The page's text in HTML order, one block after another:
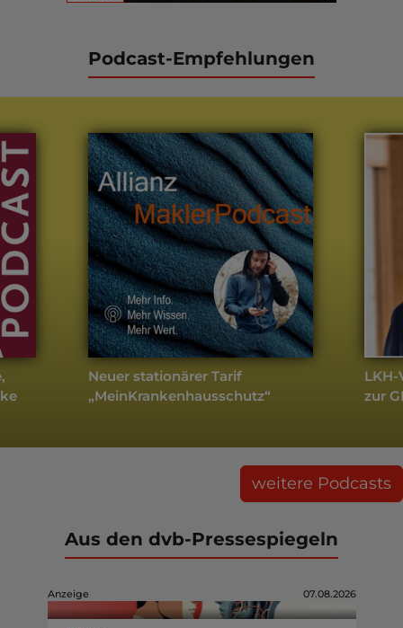
Podcast-Empfehlungen
Neuer stationärer Tarif
„MeinKrankenhausschutz“
zur
weitere Podcasts
Aus den dvb-Pressespiegeln
Anzeige 07.08.2026